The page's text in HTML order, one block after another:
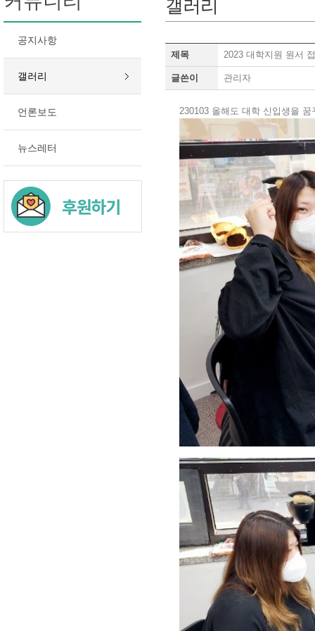
공지사항
갤러리
언론보도
뉴스레터
갤러리
제목 2023 대학지원 원서
글쓴이 관리자
230103 올해도 대학 신입생을